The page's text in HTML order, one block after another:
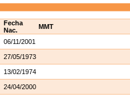
Fecha
Nac.
MMT
06/11/2001
27/05/1973
13/02/1974
24/04/2000